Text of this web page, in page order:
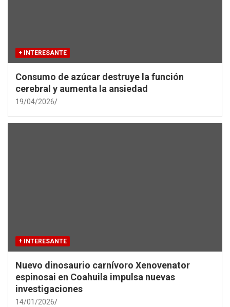
+ INTERESANTE
Consumo de azúcar destruye la función
cerebral y aumenta la ansiedad
19/04/2026
+ INTERESANTE
Nuevo dinosaurio carnívoro Xenovenator
espinosai en Coahuila impulsa nuevas
investigaciones
14/01/2026